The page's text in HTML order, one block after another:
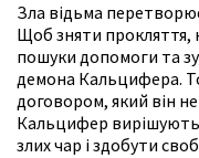
Зла відьма
Щоб зняти прокляття,
пошуки допомоги та
демона Кальцифера.
договором, який він
Кальцифер вирішують
злих чар і здобути